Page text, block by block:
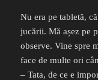
Nu era pe tabletă,
jucării. Mă așez pe
observe. Vine spre
face de multe ori
– Tata, de ce e